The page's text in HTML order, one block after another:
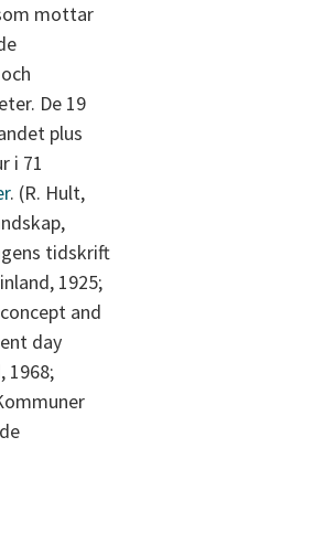
mottar
De 19
plus
i 71
. (R. Hult,
tidskrift
1925;
and
day
1968;